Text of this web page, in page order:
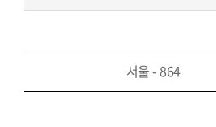
서울 - 864